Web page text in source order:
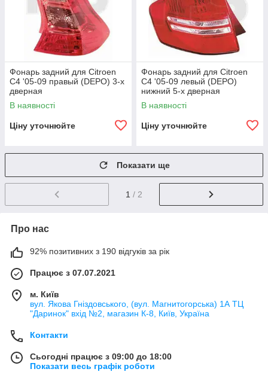
Фонарь задний для Citroen
C4 '05-09 правый (DEPO) 3-х
дверная
В наявності
Ціну уточнюйте
Фонарь задний для Citroen
C4 '05-09 левый (DEPO)
нижний 5-х дверная
В наявності
Ціну уточнюйте
Показати ще
1 / 2
Про нас
92% позитивних з 190 відгуків за рік
Працює з 07.07.2021
м. Київ
вул. Якова Гніздовського, (вул. Магнитогорська) 1А ТЦ
"Даринок" вхід №2, магазин К-8, Київ, Україна
Контакти
Сьогодні працює з 09:00 до 18:00
Показати весь графік роботи